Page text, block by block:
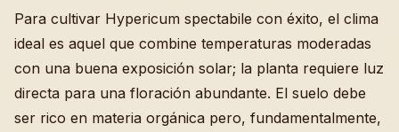
Para cultivar Hypericum spectabile con éxito, el clima
ideal es aquel que combine temperaturas moderadas
con una buena exposición solar; la planta requiere luz
directa para una floración abundante. El suelo debe
ser rico en materia orgánica pero, fundamentalmente,